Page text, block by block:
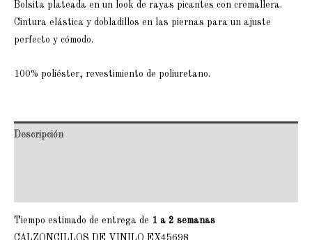
Bolsita plateada en un look de rayas picantes con cremallera.
Cintura elástica y dobladillos en las piernas para un ajuste
perfecto y cómodo.
100% poliéster, revestimiento de poliuretano.
Descripción
Tiempo estimado de entrega de 1 a 2 semanas
CALZONCILLOS DE VINILO EX45698